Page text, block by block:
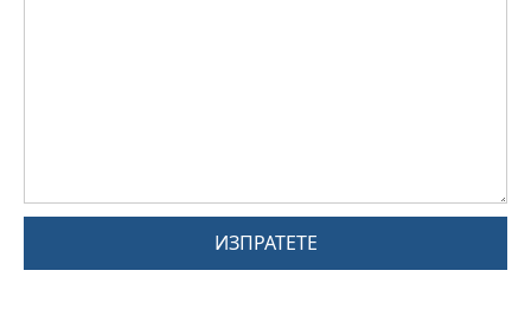
ИЗПРАТЕТЕ